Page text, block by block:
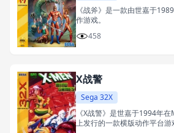
最近玩过
《战斧》是一款由世嘉于
作游戏。
458
X战警
Sega 32X
《X战警》是世嘉于1994年
上发行的一款横版动作平台游